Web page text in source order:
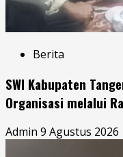
Berita
SWI Kabupaten
Organisasi melalui
Admin 9 Agustus 2026